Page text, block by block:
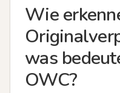
Wie
was
OWC?